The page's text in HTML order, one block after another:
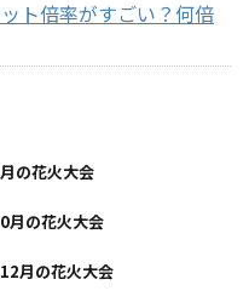
ト倍率がすごい？何倍
の花火大会
月の花火大会
月の花火大会